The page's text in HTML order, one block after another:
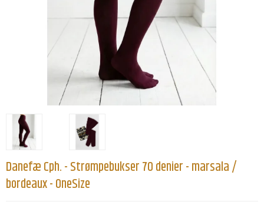
Danefæ Cph. - Strømpebukser 70 denier - marsala /
bordeaux - OneSize